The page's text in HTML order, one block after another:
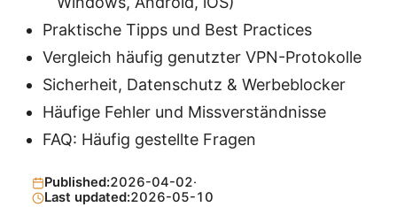
Praktische Tipps und Best Practices
Vergleich häufig genutzter VPN-Protokolle
Sicherheit, Datenschutz & Werbeblocker
Häufige Fehler und Missverständnisse
FAQ: Häufig gestellte Fragen
Published:2026-04-02·
Last updated:2026-05-10